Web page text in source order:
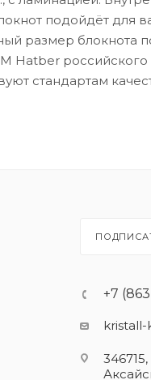
подойдёт для
размер блокнота
Hatber
стандартам
+7
kristall-